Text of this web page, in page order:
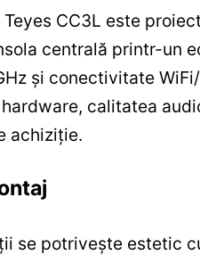
CC3L este
centrală printr-un
și conectivitate
calitatea
achiziție.
se potrivește estetic